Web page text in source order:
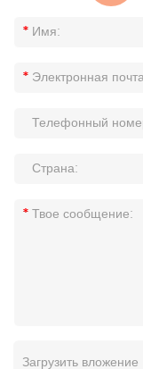
Загрузить вложение